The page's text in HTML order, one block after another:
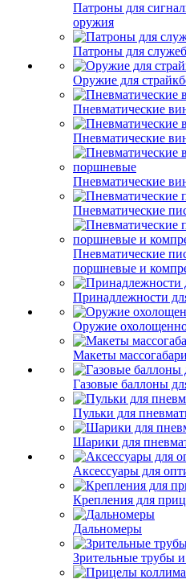
Патроны для
оружия
Патроны для
Оружие для
Пневматические
Пневматические
Пневматические
Пневматические
Пневматические
поршневые и
Принадлежности
Оружие
Макеты
Газовые баллоны
Пульки для
Шарики для
Аксессуары для
Крепления для
Дальномеры
Зрительные трубы